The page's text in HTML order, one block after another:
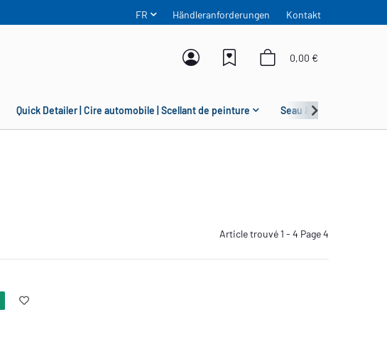
FR Händleranforderungen Kontakt
0,00 €
Quick Detailer | Cire automobile | Scellant de peinture Seau & Grit Guard
Article trouvé 1 - 4 Page 4